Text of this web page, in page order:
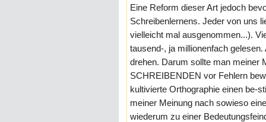
Eine Reform dieser Art jedoch
Schreibenlernens. Jeder von uns
vielleicht mal ausgenommen...).
tausend-, ja millionenfach
drehen. Darum sollte man meiner
SCHREIBENDEN vor Fehlern
kultivierte Orthographie einen be-
meiner Meinung nach sowieso
wiederum zu einer